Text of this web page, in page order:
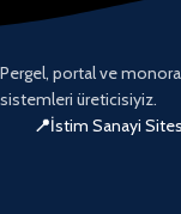
Pergel, portal ve
sistemleri üreticisiyiz.
📍İstim Sanayi